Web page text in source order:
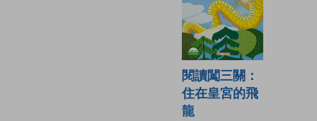
閱讀闖三關：
住在皇宮的飛
龍